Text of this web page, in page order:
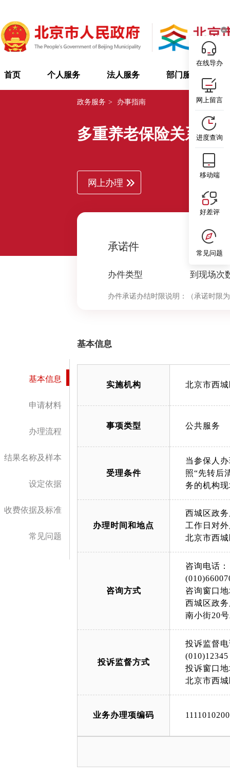
首页 个人服务 法人服务 部门服务
政务服务 > 办事指南
多重养老保险关系个
网上办理
承诺件
办件类型
0
到现场次
办件承诺办结时限说明： （承诺时限
基本信息
申请材料
办理流程
结果名称及样本
设定依据
收费依据及标准
常见问题
基本信息
实施机构 北京市西
事项类型 公共服务
受理条件
当参保人
照“先转后
办理时间和地点
西城区政
工作日对
北京市西
咨询方式
咨询电话：
咨询窗口
西城区政
南小街20
投诉监督方式
投诉监督
(010)12345
投诉窗口
北京市西
业务办理项编码
在线导办
网上留言
进度查询
移动端
好差评
常见问题